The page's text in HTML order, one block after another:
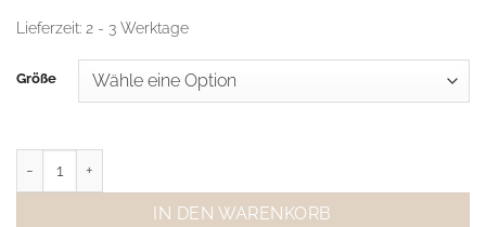
Lieferzeit: 2 - 3 Werktage
Größe
IN DEN WARENKORB